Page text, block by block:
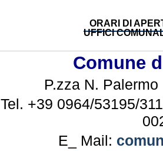
ORARI DI
UFFICI
Comune
P.zza N.
Tel. +39 0964/53195/
E_ Mail: